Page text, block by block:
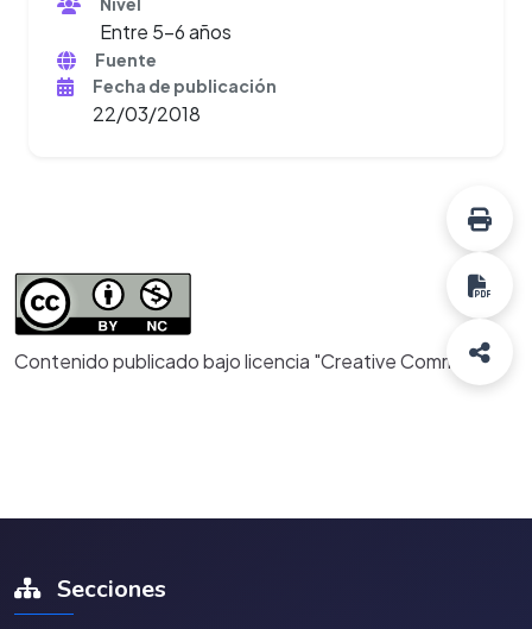
Entre 5-6 años
Fuente
Fecha de publicación
22/03/2018
Contenido publicado bajo licencia "Creative Commons"
Secciones